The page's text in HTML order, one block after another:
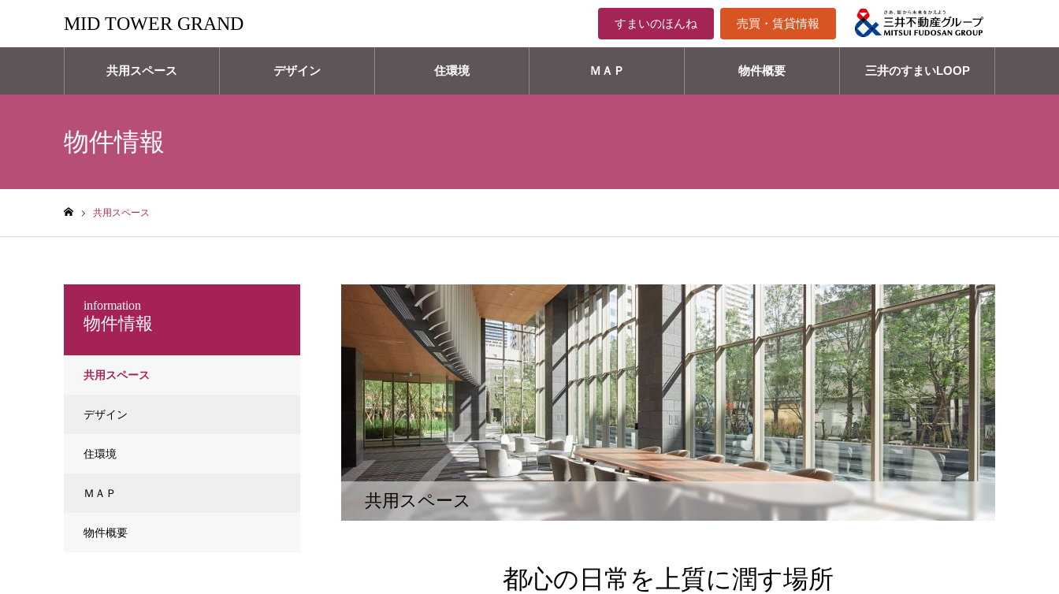
MID TOWER GRAND すまいのほんね 売買・賃貸情報
共用スペース デザイン 住環境 ＭＡＰ 物件概要 三井のすまいLOOP
物件情報
共用スペース
共用スペース
都心の日常を上質に潤す場所
物件情報
information
共用スペース
デザイン
住環境
ＭＡＰ
物件概要